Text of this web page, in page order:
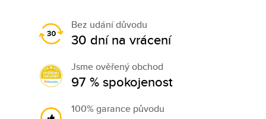
Bez udání důvodu
30 dní na vrácení
Jsme ověřený obchod
97 % spokojenost
100% garance původu